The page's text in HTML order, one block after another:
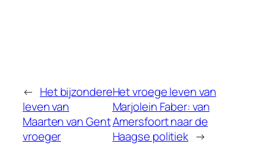
← Het bijzondere
leven van
Maarten van Gent
vroeger
Het vroege leven van
Marjolein Faber: van
Amersfoort naar de
Haagse politiek →